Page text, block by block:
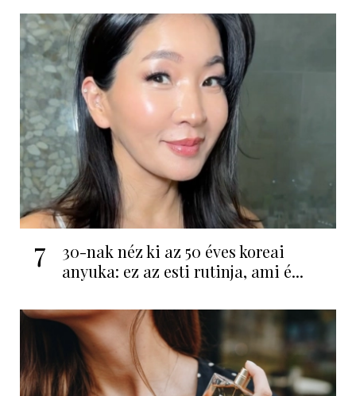
7
30-nak néz ki az 50 éves koreai
anyuka: ez az esti rutinja, ami é...